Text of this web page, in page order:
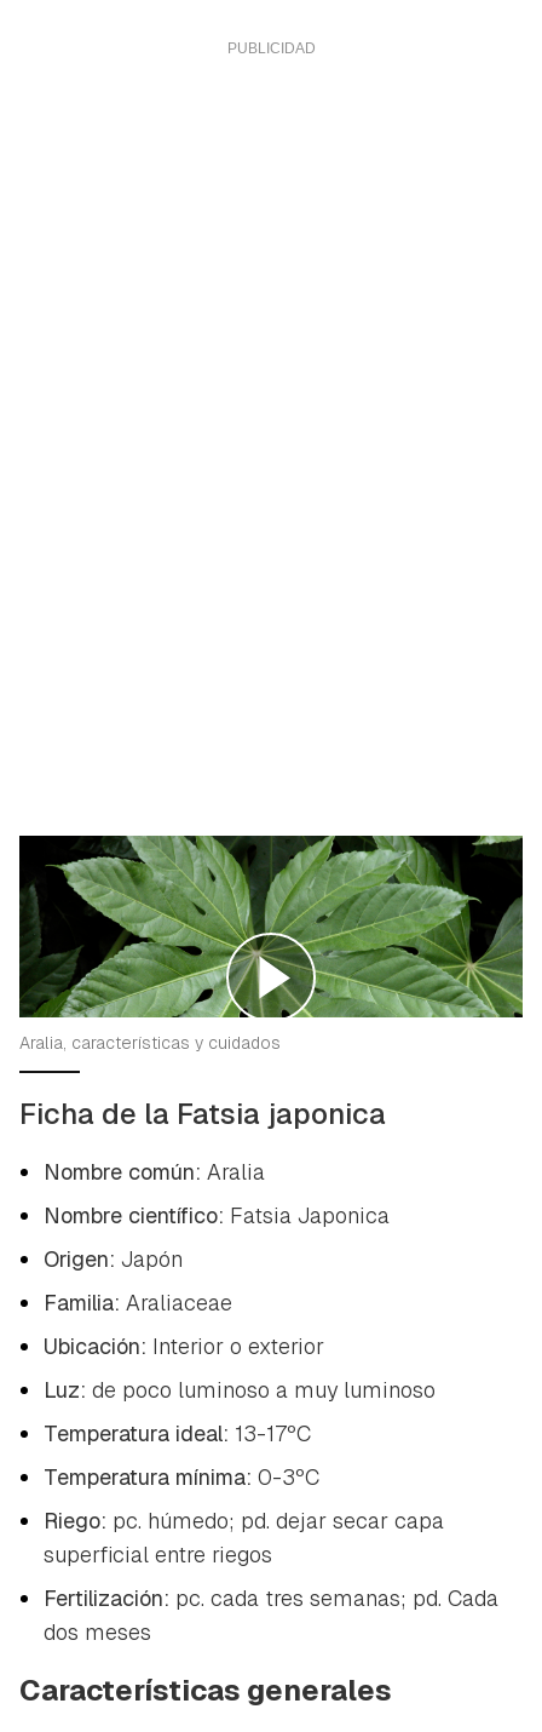
Aralia, características y cuidados
Ficha de la Fatsia japonica
Nombre común: Aralia
Nombre científico: Fatsia Japonica
Origen: Japón
Familia: Araliaceae
Ubicación: Interior o exterior
Luz: de poco luminoso a muy luminoso
Temperatura ideal: 13-17ºC
Temperatura mínima: 0-3ºC
Riego: pc. húmedo; pd. dejar secar capa
superficial entre riegos
Fertilización: pc. cada tres semanas; pd. Cada
dos meses
Características generales